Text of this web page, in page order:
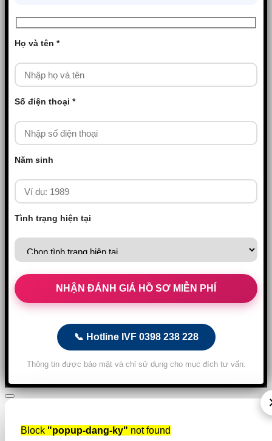
Họ và tên *
Số điện thoại *
Năm sinh
Tình trạng hiện tại
📞 Hotline IVF 0398 238 228
Thông tin được bảo mật và chỉ sử dụng cho mục đích tư vấn.
Block "popup-dang-ky" not found